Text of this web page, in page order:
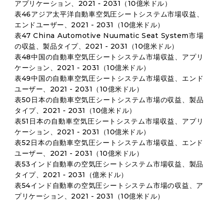
アプリケーション、2021 - 2031（10億米ドル）
表46アジア太平洋自動車空気圧シートシステム市場収益、
エンドユーザー、2021 - 2031（10億米ドル）
表47 China Automotive Nuumatic Seat System市場
の収益、製品タイプ、2021 - 2031（10億米ドル）
表48中国の自動車空気圧シートシステム市場収益、アプリ
ケーション、2021 - 2031（10億米ドル）
表49中国の自動車空気圧シートシステム市場収益、エンド
ユーザー、2021 - 2031（10億米ドル）
表50日本の自動車空気圧シートシステム市場の収益、製品
タイプ、2021 - 2031（10億米ドル）
表51日本の自動車空気圧シートシステム市場収益、アプリ
ケーション、2021 - 2031（10億米ドル）
表52日本の自動車空気圧シートシステム市場収益、エンド
ユーザー、2021 - 2031（10億米ドル）
表53インド自動車の空気圧シートシステム市場収益、製品
タイプ、2021 - 2031（億米ドル）
表54インド自動車の空気圧シートシステム市場の収益、ア
プリケーション、2021 - 2031（10億米ドル）